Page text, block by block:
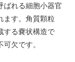
ばれる細胞小器官
ます。角質顆粒
する嚢状構造で
欠です。